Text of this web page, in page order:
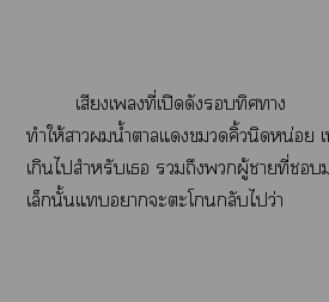
เสียงเที่เปิดดังทิศา
ทำให้าน้ำาแคิ้วนิดหน่อย
เกินไสำหรับเ ถึงผู้าที่
เล็กนั้นแาะะโกลับไว่า